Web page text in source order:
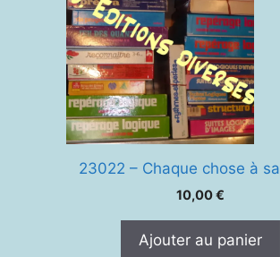
23022 – Chaque chose à
10,00€
Ajouter au panier